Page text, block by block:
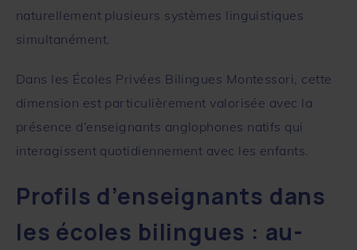
naturellement plusieurs systèmes linguistiques
simultanément.
Dans les Écoles Privées Bilingues Montessori , cette
dimension est particulièrement valorisée avec la
présence d’enseignants anglophones natifs qui
interagissent quotidiennement avec les enfants.
Profils d’enseignants dans
les écoles bilingues : au-